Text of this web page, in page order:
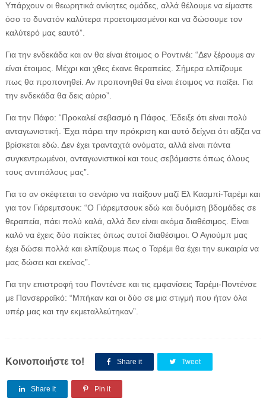
Υπάρχουν οι θεωρητικά ανίκητες ομάδες, αλλά θέλουμε να είμαστε
όσο το δυνατόν καλύτερα προετοιμασμένοι και να δώσουμε τον
καλύτερό μας εαυτό”.
Για την ενδεκάδα και αν θα είναι έτοιμος ο Ροντινέι: “Δεν ξέρουμε αν
είναι έτοιμος. Μέχρι και χθες έκανε θεραπείες. Σήμερα ελπίζουμε
πως θα προπονηθεί. Αν προπονηθεί θα είναι έτοιμος να παίξει. Για
την ενδεκάδα θα δεις αύριο”.
Για την Πάφο: “Προκαλεί σεβασμό η Πάφος. Έδειξε ότι είναι πολύ
ανταγωνιστική. Έχει πάρει την πρόκριση και αυτό δείχνει ότι αξίζει να
βρίσκεται εδώ. Δεν έχει τρανταχτά ονόματα, αλλά είναι πάντα
συγκεντρωμένοι, ανταγωνιστικοί και τους σεβόμαστε όπως όλους
τους αντιπάλους μας”.
Για το αν σκέφτεται το σενάριο να παίξουν μαζί Ελ Κααμπί-Ταρέμι και
για τον Γιάρεμτσουκ: “Ο Γιάρεμτσουκ εδώ και δυόμιση βδομάδες σε
θεραπεία, πάει πολύ καλά, αλλά δεν είναι ακόμα διαθέσιμος. Είναι
καλό να έχεις δύο παίκτες όπως αυτοί διαθέσιμοι. Ο Αγιούμπ μας
έχει δώσει πολλά και ελπίζουμε πως ο Ταρέμι θα έχει την ευκαιρία να
μας δώσει και εκείνος”.
Για την επιστροφή του Ποντένσε και τις εμφανίσεις Ταρέμι-Ποντένσε
με Πανσερραϊκό: “Μπήκαν και οι δύο σε μια στιγμή που ήταν όλα
υπέρ μας και την εκμεταλλεύτηκαν”.
Κοινοποιήστε το! Share it Tweet
Share it Pin it